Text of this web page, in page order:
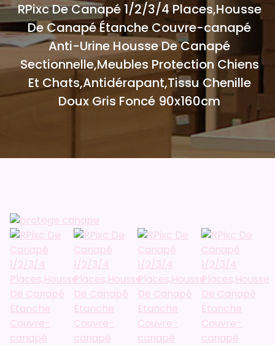
RPixc De Canapé 1/2/3/4 Places,Housse
De Canapé Étanche Couvre-canapé
Anti-Urine Housse De Canapé
Sectionnelle,Meubles Protection Chiens
Et Chats,Antidérapant,Tissu Chenille
Doux Gris Foncé 90x160cm